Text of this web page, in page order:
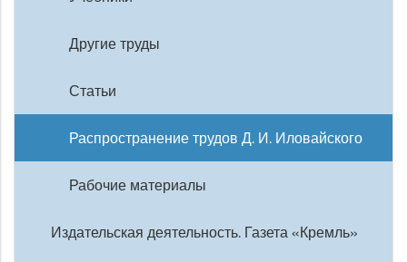
Другие труды
Статьи
Распространение трудов Д. И. Иловайского
Рабочие материалы
Издательская деятельность. Газета «Кремль»